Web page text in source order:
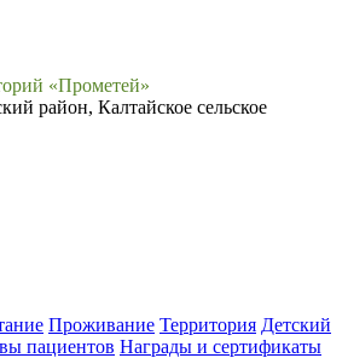
«Прометей»
район, Калтайское сельское
Проживание Территория Детский
пациентов Награды и сертификаты